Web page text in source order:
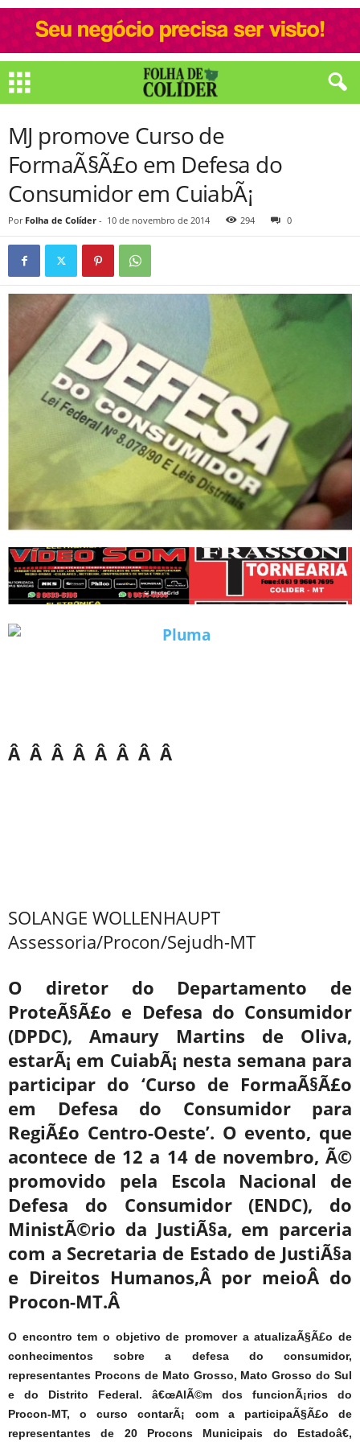
MJ promove Curso de
FormaÃ§Ã£o em Defesa do
Consumidor em CuiabÃ¡
Por Folha de Colíder - 10 de novembro de 2014 294 0
Â Â Â Â Â Â Â Â
SOLANGE WOLLENHAUPT
Assessoria/Procon/Sejudh-MT
O diretor do Departamento de
ProteÃ§Ã£o e Defesa do Consumidor
(DPDC), Amaury Martins de Oliva,
estarÃ¡ em CuiabÃ¡ nesta semana para
participar do ‘Curso de FormaÃ§Ã£o
em Defesa do Consumidor para
RegiÃ£o Centro-Oeste’. O evento, que
acontece de 12 a 14 de novembro, Ã©
promovido pela Escola Nacional de
Defesa do Consumidor (ENDC), do
MinistÃ©rio da JustiÃ§a, em parceria
com a Secretaria de Estado de JustiÃ§a
e Direitos Humanos,Â por meioÂ do
Procon-MT.Â
O encontro tem o objetivo de promover a atualizaÃ§Ã£o de
conhecimentos sobre a defesa do consumidor,
representantes Procons de Mato Grosso, Mato Grosso do Sul
e do Distrito Federal. â€œAlÃ©m dos funcionÃ¡rios do
Procon-MT, o curso contarÃ¡ com a participaÃ§Ã£o de
representantes de 20 Procons Municipais do Estadoâ€,